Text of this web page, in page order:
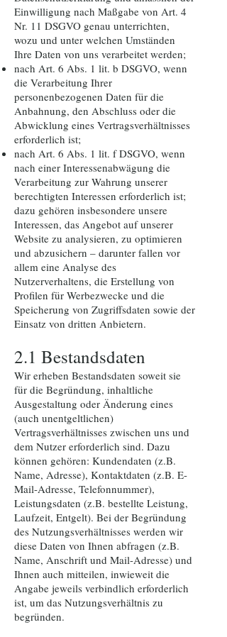
Einwilligung nach Maßgabe von Art. 4
Nr. 11 DSGVO genau unterrichten,
wozu und unter welchen Umständen
Ihre Daten von uns verarbeitet werden;
nach Art. 6 Abs. 1 lit. b DSGVO, wenn
die Verarbeitung Ihrer
personenbezogenen Daten für die
Anbahnung, den Abschluss oder die
Abwicklung eines Vertragsverhältnisses
erforderlich ist;
nach Art. 6 Abs. 1 lit. f DSGVO, wenn
nach einer Interessenabwägung die
Verarbeitung zur Wahrung unserer
berechtigten Interessen erforderlich ist;
dazu gehören insbesondere unsere
Interessen, das Angebot auf unserer
Website zu analysieren, zu optimieren
und abzusichern – darunter fallen vor
allem eine Analyse des
Nutzerverhaltens, die Erstellung von
Profilen für Werbezwecke und die
Speicherung von Zugriffsdaten sowie der
Einsatz von dritten Anbietern.
2.1 Bestandsdaten
Wir erheben Bestandsdaten soweit sie
für die Begründung, inhaltliche
Ausgestaltung oder Änderung eines
(auch unentgeltlichen)
Vertragsverhältnisses zwischen uns und
dem Nutzer erforderlich sind. Dazu
können gehören: Kundendaten (z.B.
Name, Adresse), Kontaktdaten (z.B. E-
Mail-Adresse, Telefonnummer),
Leistungsdaten (z.B. bestellte Leistung,
Laufzeit, Entgelt). Bei der Begründung
des Nutzungsverhältnisses werden wir
diese Daten von Ihnen abfragen (z.B.
Name, Anschrift und Mail-Adresse) und
Ihnen auch mitteilen, inwieweit die
Angabe jeweils verbindlich erforderlich
ist, um das Nutzungsverhältnis zu
begründen.